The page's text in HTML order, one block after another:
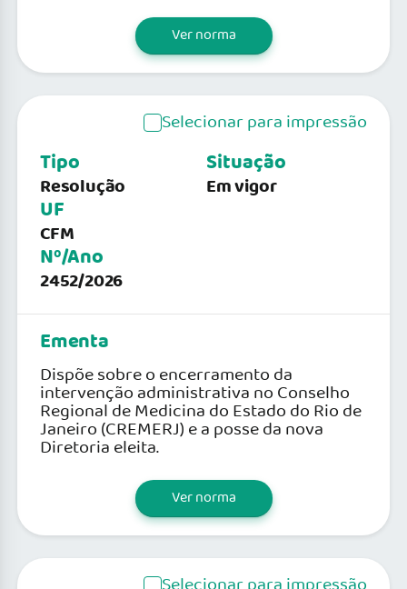
Ver norma
Selecionar para impressão
Tipo
Resolução
UF
CFM
Nº/Ano
2452/2026
Situação
Em vigor
Ementa
Dispõe sobre o encerramento da
intervenção administrativa no Conselho
Regional de Medicina do Estado do Rio de
Janeiro (CREMERJ) e a posse da nova
Diretoria eleita.
Ver norma